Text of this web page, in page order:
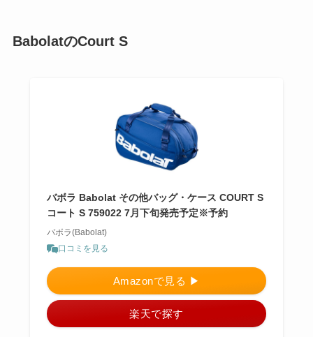
BabolatのCourt S
バボラ Babolat その他バッグ・ケース COURT S
コート S 759022 7月下旬発売予定※予約
バボラ(Babolat)
口コミを見る
Amazonで見る ▶︎
楽天で探す